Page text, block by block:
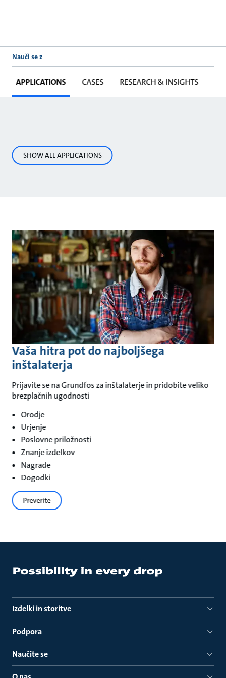
Nauči se z
APPLICATIONS CASES RESEARCH & INSIGHTS
SHOW ALL APPLICATIONS
Vaša hitra pot do najboljšega
inštalaterja
Prijavite se na Grundfos za inštalaterje in pridobite veliko
brezplačnih ugodnosti
Orodje
Urjenje
Poslovne priložnosti
Znanje izdelkov
Nagrade
Dogodki
Preverite
Izdelki in storitve
Podpora
Naučite se